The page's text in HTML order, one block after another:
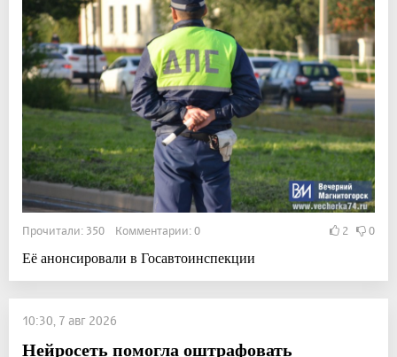
Прочитали: 350 Комментарии: 0 2 0
Её анонсировали в Госавтоинспекции
10:30, 7 авг 2026
Нейросеть помогла оштрафовать